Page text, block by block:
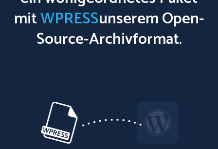
mitWPRESSunserem Open-
Source-Archivformat.